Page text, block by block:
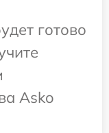
готово
Asko